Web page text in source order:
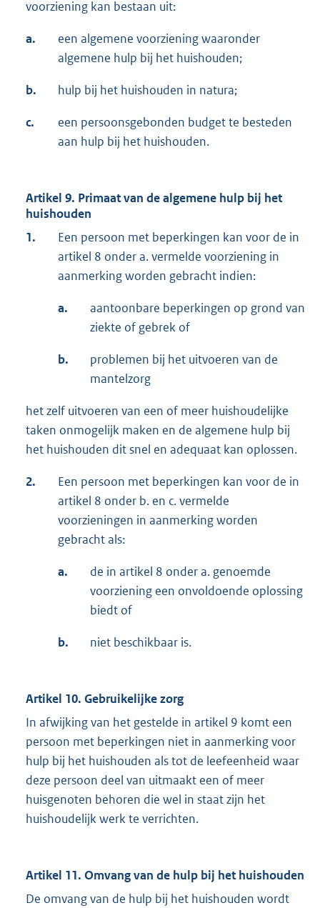
voorziening kan bestaan uit:
a.
een algemene voorziening waaronder
algemene hulp bij het huishouden;
b. hulp bij het huishouden in natura;
c.
een persoonsgebonden budget te besteden
aan hulp bij het huishouden.
Artikel 9. Primaat van de algemene hulp bij het
huishouden
1.
Een persoon met beperkingen kan voor de in
artikel 8 onder a. vermelde voorziening in
aanmerking worden gebracht indien:
a.
aantoonbare beperkingen op grond van
ziekte of gebrek of
b.
problemen bij het uitvoeren van de
mantelzorg
het zelf uitvoeren van een of meer huishoudelijke
taken onmogelijk maken en de algemene hulp bij
het huishouden dit snel en adequaat kan oplossen.
2.
Een persoon met beperkingen kan voor de in
artikel 8 onder b. en c. vermelde
voorzieningen in aanmerking worden
gebracht als:
a.
de in artikel 8 onder a. genoemde
voorziening een onvoldoende oplossing
biedt of
b. niet beschikbaar is.
Artikel 10. Gebruikelijke zorg
In afwijking van het gestelde in artikel 9 komt een
persoon met beperkingen niet in aanmerking voor
hulp bij het huishouden als tot de leefeenheid waar
deze persoon deel van uitmaakt een of meer
huisgenoten behoren die wel in staat zijn het
huishoudelijk werk te verrichten.
Artikel 11. Omvang van de hulp bij het huishouden
De omvang van de hulp bij het huishouden wordt